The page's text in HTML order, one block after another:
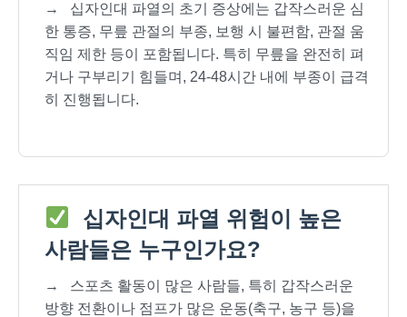
→
십자인대 파열의 초기 증상에는 갑작스러운 심
한 통증, 무릎 관절의 부종, 보행 시 불편함, 관절 움
직임 제한 등이 포함됩니다. 특히 무릎을 완전히 펴
거나 구부리기 힘들며, 24-48시간 내에 부종이 급격
히 진행됩니다.
십자인대 파열 위험이 높은
사람들은 누구인가요?
→
스포츠 활동이 많은 사람들, 특히 갑작스러운
방향 전환이나 점프가 많은 운동(축구, 농구 등)을